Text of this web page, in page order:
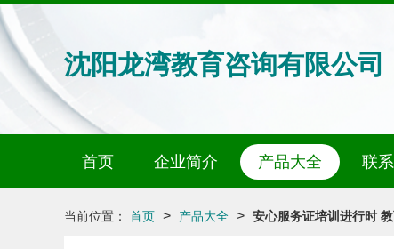
沈阳龙湾教育咨询有限公司
首页 企业简介 产品大全 联
当前位置： 首页 > 产品大全 > 安心服务证培训进行时